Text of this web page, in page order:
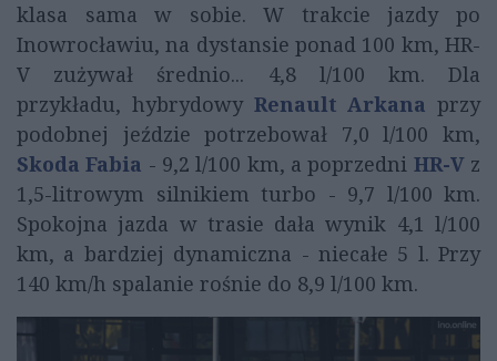
klasa sama w sobie. W trakcie jazdy po
Inowrocławiu, na dystansie ponad 100 km, HR-
V zużywał średnio... 4,8 l/100 km. Dla
przykładu, hybrydowy Renault Arkana przy
podobnej jeździe potrzebował 7,0 l/100 km,
Skoda Fabia - 9,2 l/100 km, a poprzedni HR-Vz
1,5-litrowym silnikiem turbo - 9,7 l/100 km.
Spokojna jazda w trasie dała wynik 4,1 l/100
km, a bardziej dynamiczna - niecałe 5 l. Przy
140 km/h spalanie rośnie do 8,9 l/100 km.